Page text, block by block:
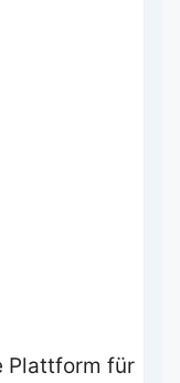
Plattform für